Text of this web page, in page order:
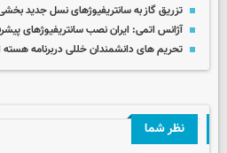
تزریق گاز به سانتریفیوژهای نسل جدید
آژانس اتمی: ایران نصب سانتریفیوژهای
تحریم های دانشمندان خللی دربرنامه هسته
نظر شما